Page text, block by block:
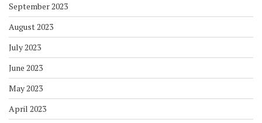
September 2023
August 2023
July 2023
June 2023
May 2023
April 2023